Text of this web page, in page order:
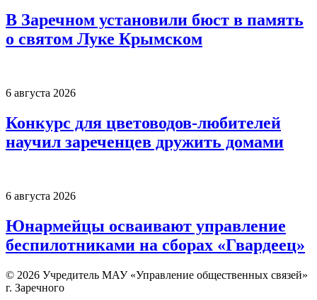
В Заречном установили бюст в память
о святом Луке Крымском
6 августа 2026
Конкурс для цветоводов-любителей
научил зареченцев дружить домами
6 августа 2026
Юнармейцы осваивают управление
беспилотниками на сборах «Гвардеец»
© 2026 Учредитель МАУ «Управление общественных связей»
г. Заречного